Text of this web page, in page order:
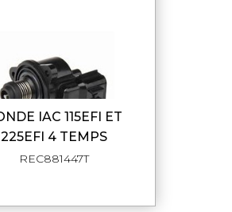
225EFI 4 TEMPS
REC881447T